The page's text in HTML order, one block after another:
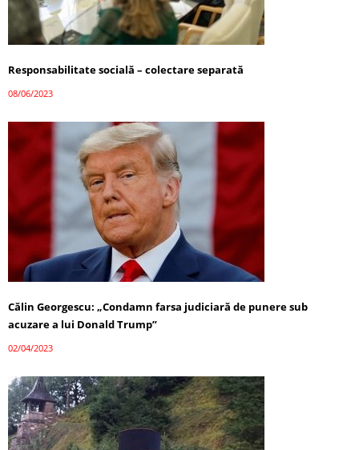
Responsabilitate socială – colectare separată
08/06/2023
Călin Georgescu: „Condamn farsa judiciară de punere sub
acuzare a lui Donald Trump”
02/04/2023